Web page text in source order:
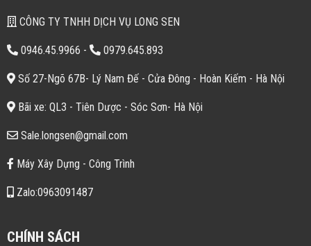
CÔNG TY TNHH DỊCH VỤ LONG SEN
0946.45.9966 - 0979.645.893
Số 27-Ngõ 67B- Lý Nam Đế - Cửa Đông - Hoàn Kiếm - Hà Nội
Bãi xe: QL3 - Tiên Dược - Sóc Sơn- Hà Nội
Sale.longsen@gmail.com
Máy Xây Dựng - Công Trình
Zalo:0963091487
CHÍNH SÁCH